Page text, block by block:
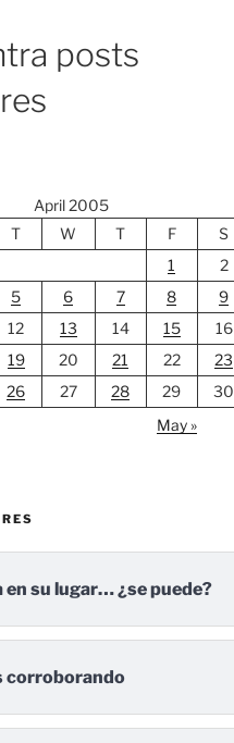
posts
April 2005
T
W T F
S
1
2
5
6 7 8
9
12
13 14 15
16
19
20 21 22
23
26
27 28 29
30
May »
en su lugar… ¿se puede?
corroborando